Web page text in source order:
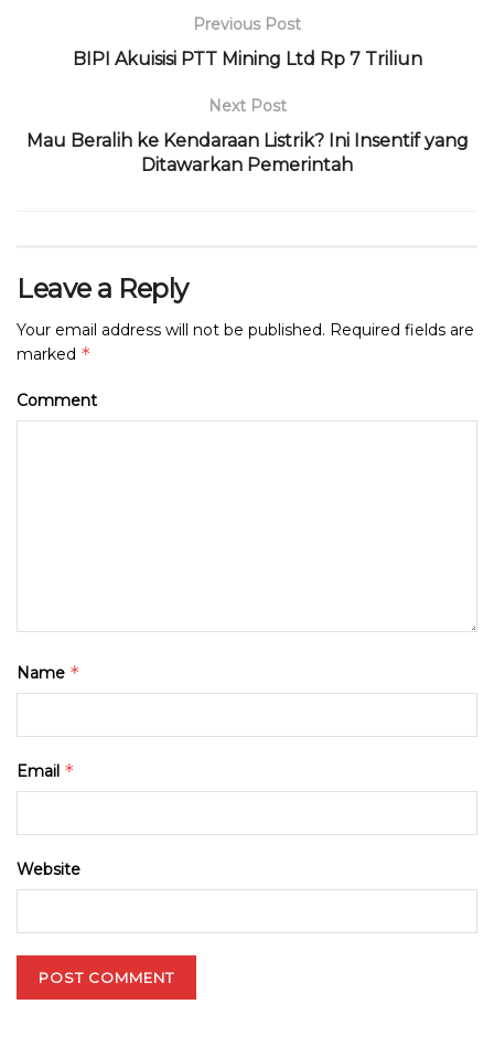
o
k
p
ra
m
d
s
Previous Post
BIPI Akuisisi PTT Mining Ltd Rp 7 Triliun
Next Post
Mau Beralih ke Kendaraan Listrik? Ini Insentif yang
Ditawarkan Pemerintah
Leave a Reply
Your email address will not be published. Required fields are
marked *
Comment
Name *
Email *
Website